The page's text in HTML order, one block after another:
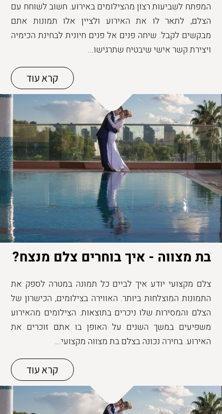
המפתח לשביעות רצון מהצילומים באירוע. חשוב לשוחח עם
הצלם, לתאר לו את האירוע ולציין אלו תמונות אתם
מבקשים לקבל. שיחה פנים אל פנים חיונית לבחינת הכימיה
ויצירת קשר אישי שיבטיח שתרגישו...
קרא עוד
בת מצווה - איך בוחרים צלם מנצח?
צלם מקצועי יודע איך לביים כל תמונה במטרה לספק את
התמונות המוצלחות ביותר. האווירה בצילומים, הכישרון של
הצלם והמסירות שלו ניכרים בתוצאות. הצילומים מהאירוע
משפיעים במשך השנים על האופן בו אתם זוכרים את
האירוע. בחירה נכונה בצלם בת מצווה מקצועי...
קרא עוד